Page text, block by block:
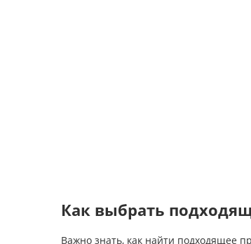
Как выбрать
Важно знать, как найти подходящее